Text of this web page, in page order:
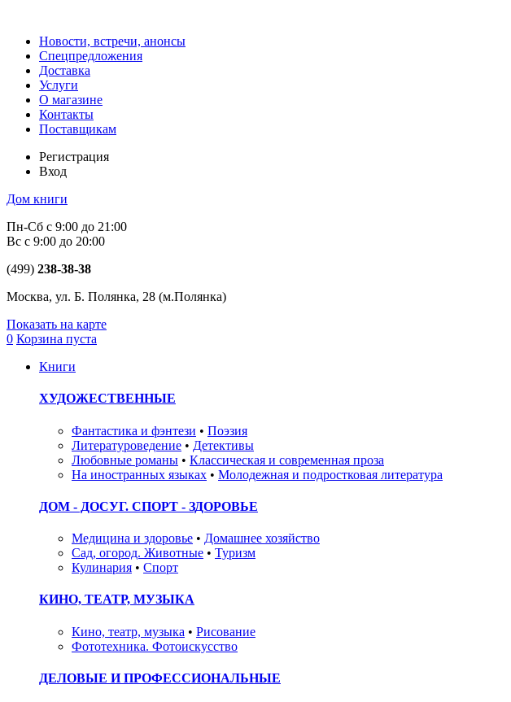
Новости, встречи, анонсы
Спецпредложения
Доставка
Услуги
О магазине
Контакты
Поставщикам
Регистрация
Вход
Дом книги
Пн-Сб с 9:00 до 21:00
Вс с 9:00 до 20:00
(499) 238-38-38
Москва, ул. Б. Полянка, 28 (м.Полянка)
Показать на карте
0 Корзина пуста
Книги
ХУДОЖЕСТВЕННЫЕ
Фантастика и фэнтези • Поэзия
Литературоведение • Детективы
Любовные романы • Классическая и современная проза
На иностранных языках • Молодежная и подростковая литература
ДОМ - ДОСУГ. СПОРТ - ЗДОРОВЬЕ
Медицина и здоровье • Домашнее хозяйство
Сад, огород. Животные • Туризм
Кулинария • Спорт
КИНО, ТЕАТР, МУЗЫКА
Кино, театр, музыка • Рисование
Фототехника. Фотоискусство
ДЕЛОВЫЕ И ПРОФЕССИОНАЛЬНЫЕ